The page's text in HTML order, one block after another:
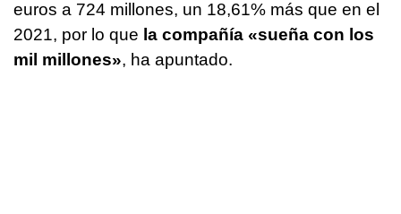
euros a 724 millones, un 18,61% más que en el
2021, por lo que la compañía «sueña con los
mil millones», ha apuntado.